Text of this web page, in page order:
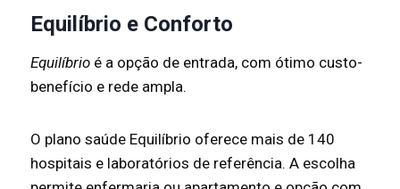
Equilíbrio e Conforto
Equilíbrio é a opção de entrada, com ótimo custo-
benefício e rede ampla.
O plano saúde Equilíbrio oferece mais de 140
hospitais e laboratórios de referência. A escolha